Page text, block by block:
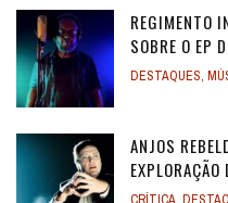
REGIMENTO
SOBRE O EP
DESTAQUES,
ANJOS